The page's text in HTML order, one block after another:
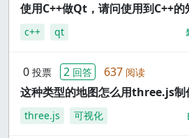
使用C++做Qt，请问使用到C++的
c++ qt
0 投票 2 回答 637 阅读
这种类型的地图怎么用three.js制
three.js 可视化